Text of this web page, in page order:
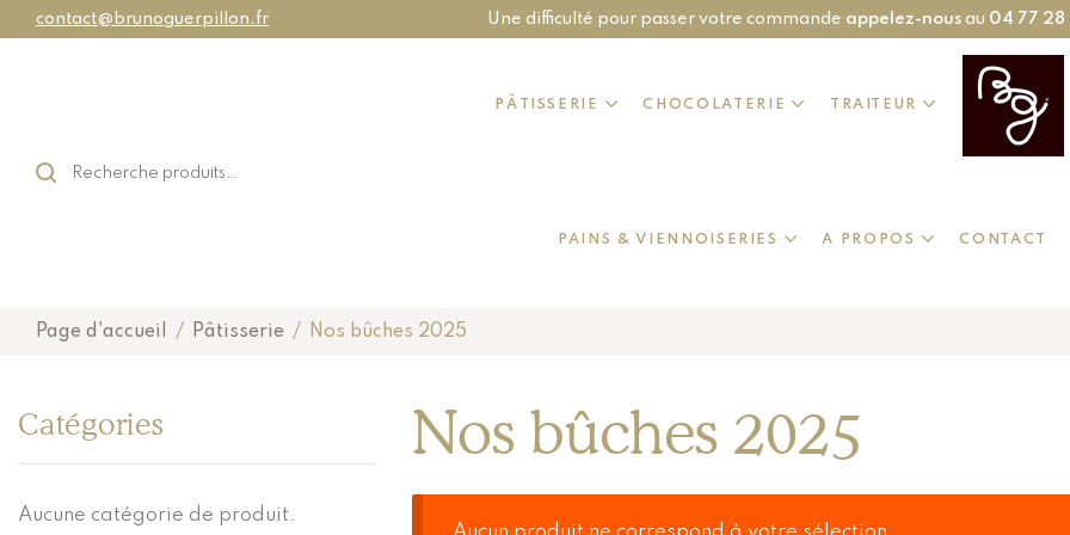
contact@brunoguerpillon.fr Une difficulté pour passer votre commande appelez-nous au 04 77 28
PÂTISSERIE CHOCOLATERIE TRAITEUR
PAINS & VIENNOISERIES A PROPOS CONTACT
Page d'accueil / Pâtisserie / Nos bûches 2025
Nos bûches 2025
Catégories
Aucune catégorie de produit.